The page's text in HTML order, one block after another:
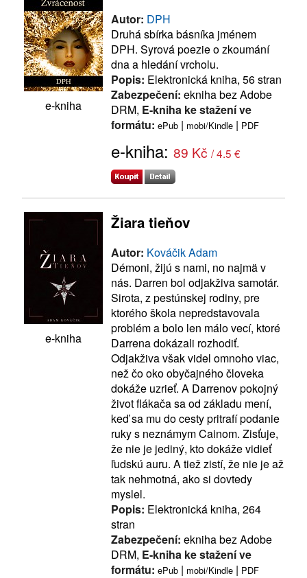
e-kniha
Autor: DPH
Druhá sbírka básníka jménem
DPH. Syrová poezie o zkoumání
dna a hledání vrcholu.
Popis: Elektronická kniha, 56 stran
Zabezpečení: ekniha bez Adobe
DRM, E-kniha ke stažení ve
formátu: ePub | mobi/Kindle | PDF
e-kniha: 89 Kč / 4.5 €
e-kniha
Žiara tieňov
Autor: Kováčik Adam
Démoni, žijú s nami, no najmä v
nás. Darren bol odjakživa samotár.
Sirota, z pestúnskej rodiny, pre
ktorého škola nepredstavovala
problém a bolo len málo vecí, ktoré
Darrena dokázali rozhodiť.
Odjakživa však videl omnoho viac,
než čo oko obyčajného človeka
dokáže uzrieť. A Darrenov pokojný
život flákača sa od základu mení,
keď sa mu do cesty pritrafí podanie
ruky s neznámym Cainom. Zisťuje,
že nie je jediný, kto dokáže vidieť
ľudskú auru. A tiež zistí, že nie je až
tak nehmotná, ako si dovtedy
myslel.
Popis: Elektronická kniha, 264
stran
Zabezpečení: ekniha bez Adobe
DRM, E-kniha ke stažení ve
formátu: ePub | mobi/Kindle | PDF